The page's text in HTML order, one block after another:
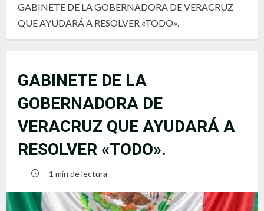
GABINETE DE LA GOBERNADORA DE VERACRUZ
QUE AYUDARÁ A RESOLVER «TODO».
GABINETE DE LA
GOBERNADORA DE
VERACRUZ QUE AYUDARÁ A
RESOLVER «TODO».
1 min de lectura